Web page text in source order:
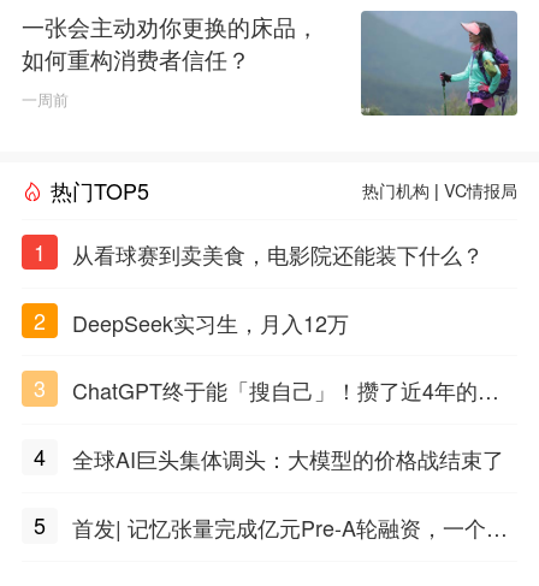
一张会主动劝你更换的床品，
如何重构消费者信任？
一周前
热门TOP5 热门机构 |VC情报局
1 从看球赛到卖美食，电影院还能装下什么？
2 DeepSeek实习生，月入12万
3
ChatGPT终于能「搜自己」！攒了近4年的对
4
全球AI巨头集体调头：大模型的价格战结束了
5
首发| 记忆张量完成亿元Pre-A轮融资，一个上